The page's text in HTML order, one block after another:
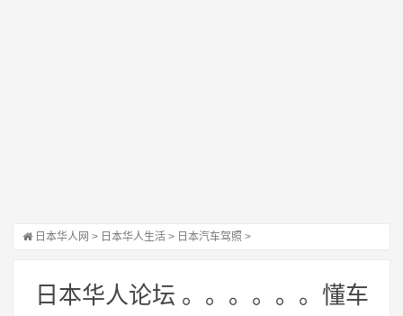
日本华人网 > 日本华人生活 > 日本汽车驾照 >
日本华人论坛 。。。。。。懂车